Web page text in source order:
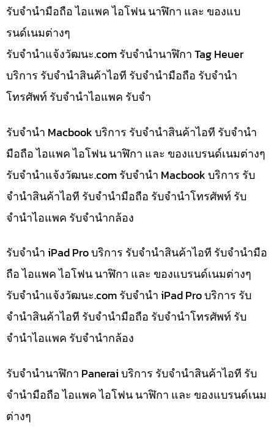
รับจำนำมือถือ ไอแพค ไอโฟน นาฬิกา และ ของแบ
รนด์เนมต่างๆ
รับจํานําแจ้งวัฒนะ.com รับจำนำนาฬิกา Tag Heuer
บริการ รับจำนำสินค้าไอที รับจำนำมือถือ รับจำนำ
โทรศัพท์ รับจำนำไอแพค รับจำ
รับจำนำ Macbook บริการ รับจำนำสินค้าไอที รับจำนำ
มือถือ ไอแพค ไอโฟน นาฬิกา และ ของแบรนด์เนมต่างๆ
รับจํานําแจ้งวัฒนะ.com รับจำนำ Macbook บริการ รับ
จำนำสินค้าไอที รับจำนำมือถือ รับจำนำโทรศัพท์ รับ
จำนำไอแพค รับจำนำกล้อง
รับจำนำ iPad Pro บริการ รับจำนำสินค้าไอที รับจำนำมือ
ถือ ไอแพค ไอโฟน นาฬิกา และ ของแบรนด์เนมต่างๆ
รับจํานําแจ้งวัฒนะ.com รับจำนำ iPad Pro บริการ รับ
จำนำสินค้าไอที รับจำนำมือถือ รับจำนำโทรศัพท์ รับ
จำนำไอแพค รับจำนำกล้อง
รับจำนำนาฬิกา Panerai บริการ รับจำนำสินค้าไอที รับ
จำนำมือถือ ไอแพค ไอโฟน นาฬิกา และ ของแบรนด์เนม
ต่างๆ